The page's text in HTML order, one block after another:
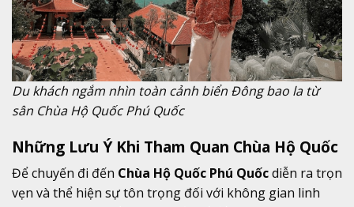
Du khách ngắm nhìn toàn cảnh biển Đông bao la từ
sân Chùa Hộ Quốc Phú Quốc
Những Lưu Ý Khi Tham Quan Chùa Hộ Quốc
Để chuyến đi đến Chùa Hộ Quốc Phú Quốcdiễn ra trọn
vẹn và thể hiện sự tôn trọng đối với không gian linh